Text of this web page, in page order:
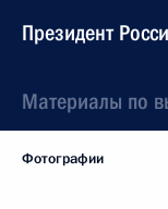
Президент
Материалы по
Фотографии